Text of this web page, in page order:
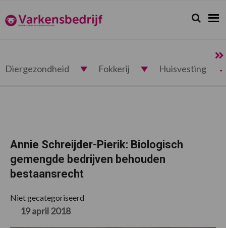
de
hoofdnavigatie
de
hoofd
de
eerste
de
voettekst
Varkensbedrijf.nl Zoeken...
Zoek
Diergezondheid Fokkerij Huisvesting
Annie Schreijder-Pierik: Biologisch
gemengde bedrijven behouden
bestaansrecht
Niet gecategoriseerd
19 april 2018